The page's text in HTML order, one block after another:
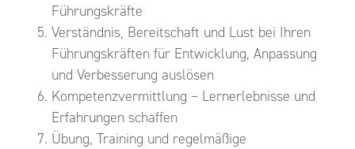
Führungskräfte
Verständnis, Bereitschaft und Lust bei Ihren
Führungskräften für Entwicklung, Anpassung
und Verbesserung auslösen
Kompetenzvermittlung – Lernerlebnisse und
Erfahrungen schaffen
Übung, Training und regelmäßige